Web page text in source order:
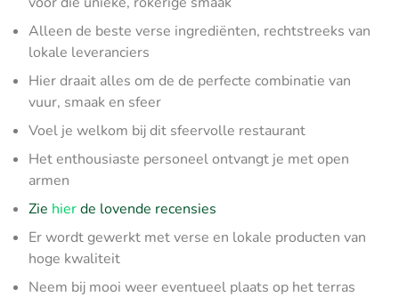
Alleen de beste verse ingrediënten, rechtstreeks van
lokale leveranciers
Hier draait alles om de de perfecte combinatie van
vuur, smaak en sfeer
Voel je welkom bij dit sfeervolle restaurant
Het enthousiaste personeel ontvangt je met open
armen
Zie hierde lovende recensies
Er wordt gewerkt met verse en lokale producten van
hoge kwaliteit
Neem bij mooi weer eventueel plaats op het terras